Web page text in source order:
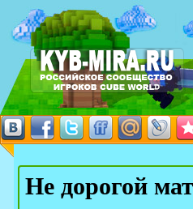
Не дорогой